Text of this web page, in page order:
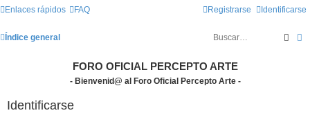
Enlaces rápidos FAQ Identificarse
Registrarse
Índice general
FORO OFICIAL PERCEPTO ARTE
- Bienvenid@ al Foro Oficial Percepto Arte -
Identificarse